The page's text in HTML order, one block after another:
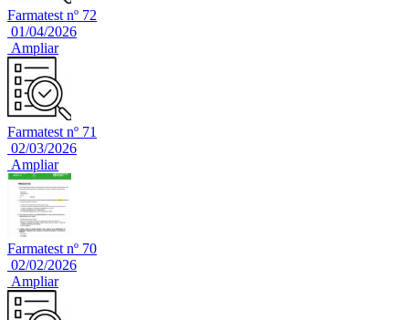
Farmatest nº 72
01/04/2026
Ampliar
Farmatest nº 71
02/03/2026
Ampliar
Farmatest nº 70
02/02/2026
Ampliar